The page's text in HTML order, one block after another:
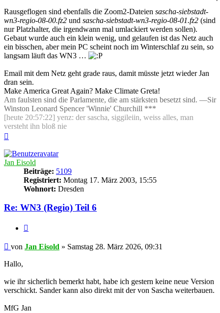
Rausgeflogen sind ebenfalls die Zoom2-Dateien sascha-siebstadt-
wn3-regio-08-00.fz2 und sascha-siebstadt-wn3-regio-08-01.fz2 (sind
nur Platzhalter, die irgendwann mal umlackiert werden sollen).
Gebaut wurde auch ein klein wenig, und gelaufen ist das Netz auch
ein bisschen, aber mein PC scheint noch im Winterschlaf zu sein, so
langsam läuft das WN3 …
Email mit dem Netz geht grade raus, damit müsste jetzt wieder Jan
dran sein.
Make America Great Again? Make Climate Greta!
Am faulsten sind die Parlamente, die am stärksten besetzt sind. —Sir
Winston Leonard Spencer 'Winnie' Churchill ***
[heute 20:57:22] yenz: der sascha, siggileiin, weiss alles, man
versteht ihn bloß nie
Jan Eisold
Beiträge: 5109
Registriert: Montag 17. März 2003, 15:55
Wohnort: Dresden
Re: WN3 (Regio) Teil 6
Beitrag
von Jan Eisold » Samstag 28. März 2026, 09:31
Hallo,
wie ihr sicherlich bemerkt habt, habe ich gestern keine neue Version
verschickt. Sander kann also direkt mit der von Sascha weiterbauen.
MfG Jan